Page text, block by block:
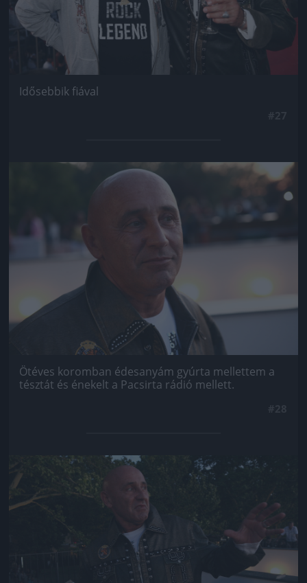
Idősebbik fiával
Jön még kép!
Ötéves koromban édesanyám gyúrta mellettem a
tésztát és énekelt a Pacsirta rádió mellett.
Jön még kép!